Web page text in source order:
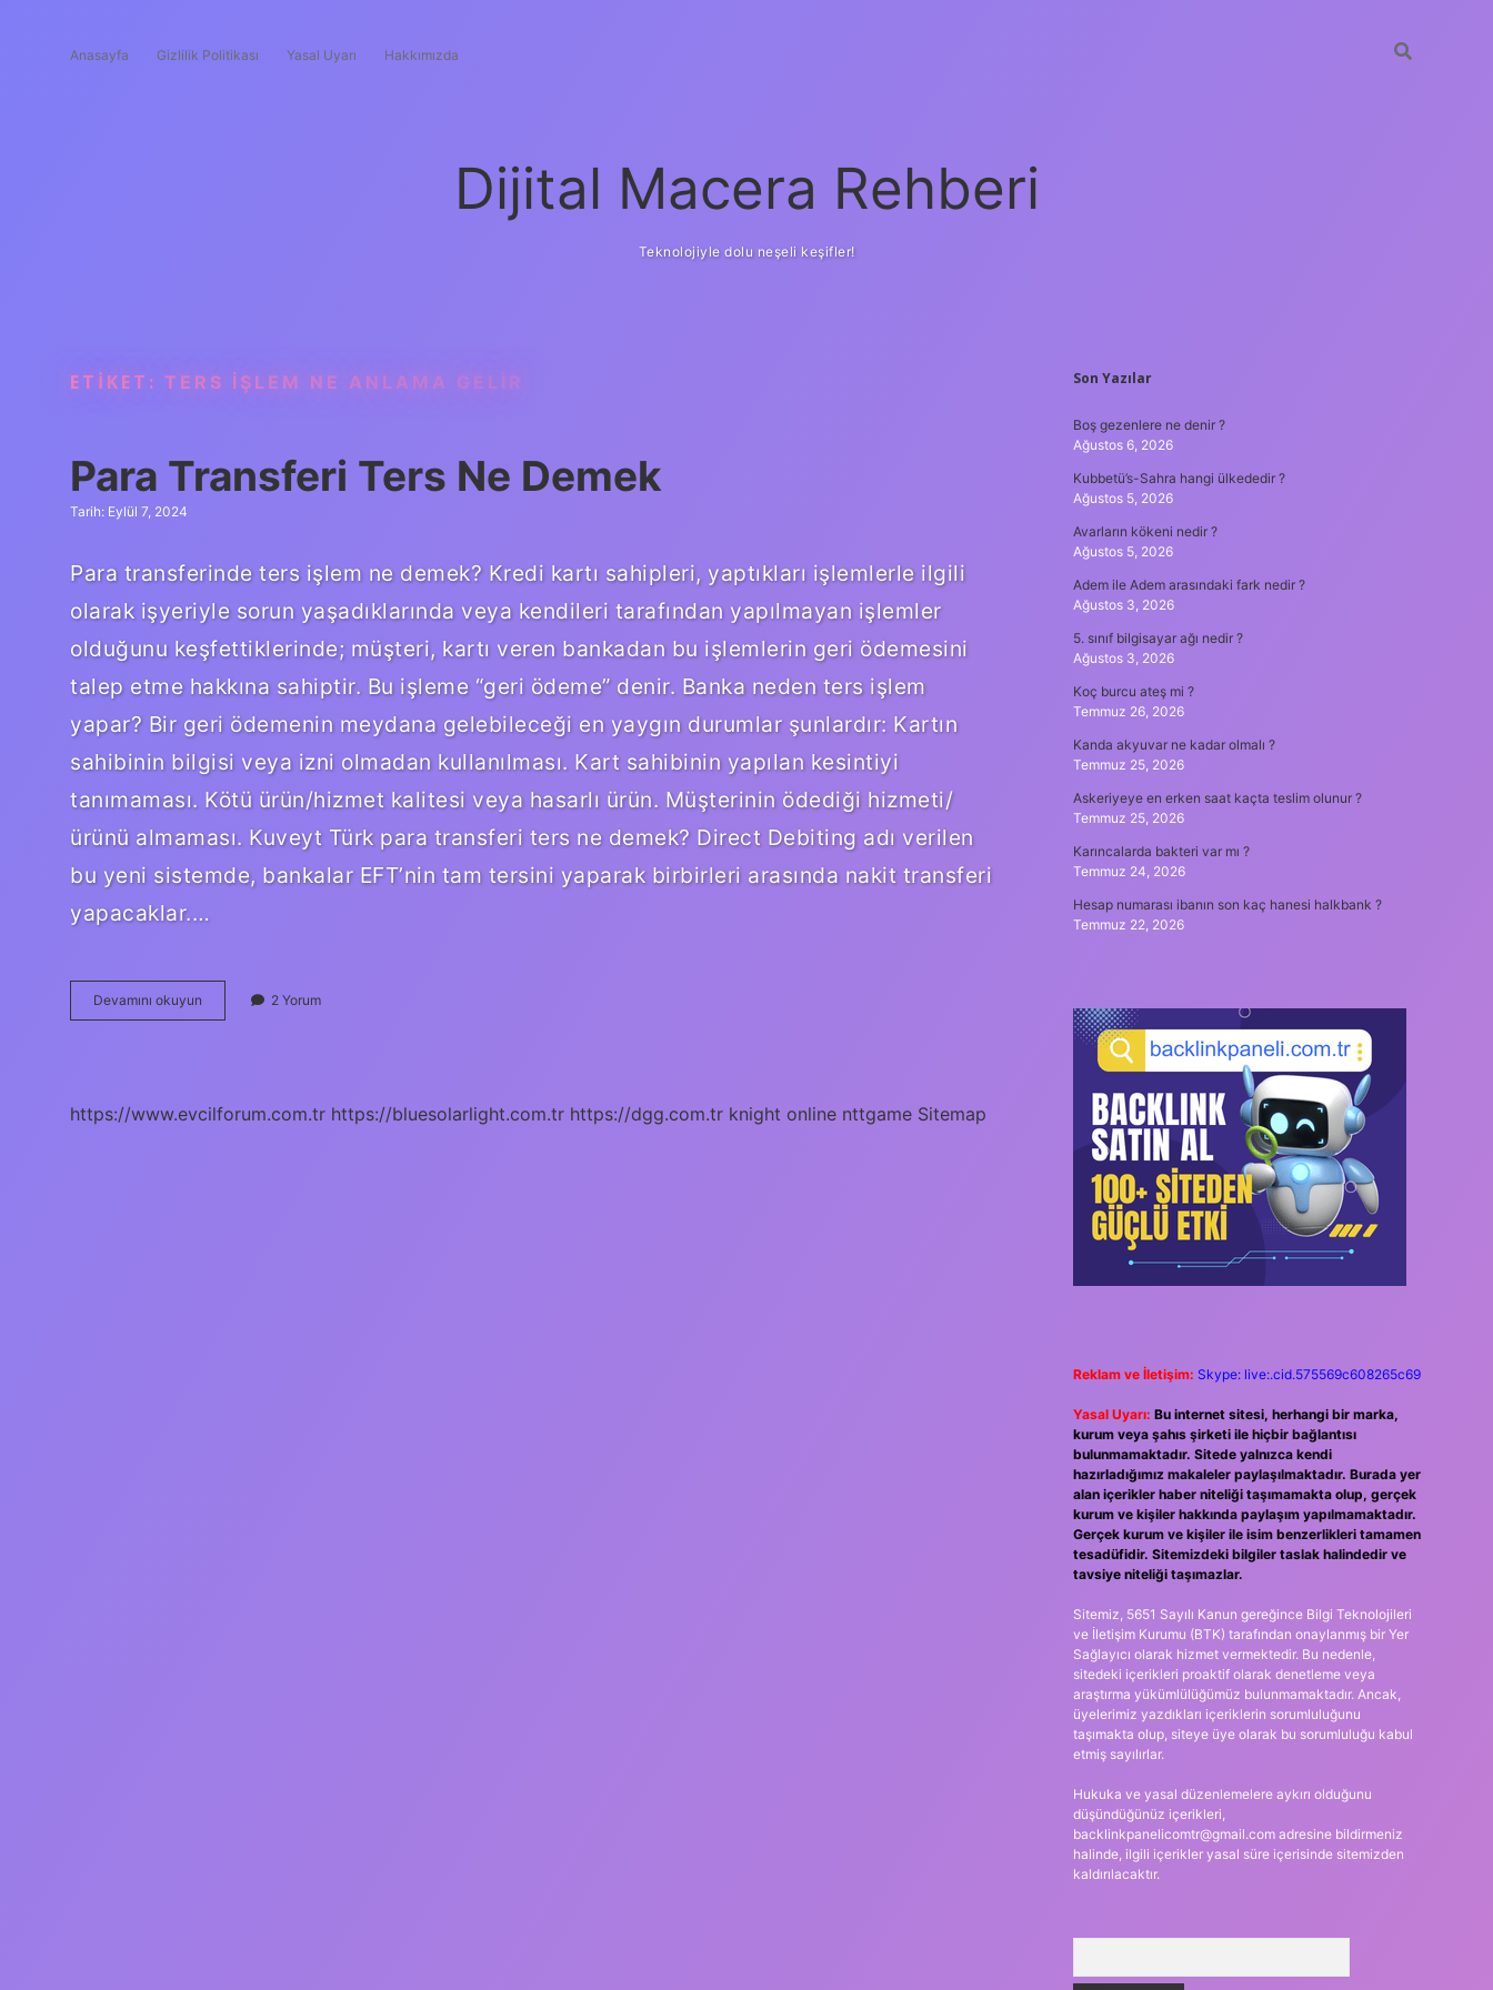
Anasayfa Gizlilik Politikası Yasal Uyarı Hakkımızda
Dijital Macera Rehberi
Teknolojiyle dolu neşeli keşifler!
ETIKET: TERS IŞLEM NE ANLAMA GELIR
Para Transferi Ters Ne Demek
Tarih: Eylül 7, 2024
Para transferinde ters işlem ne demek? Kredi kartı sahipleri, yaptıkları işlemlerle ilgili
olarak işyeriyle sorun yaşadıklarında veya kendileri tarafından yapılmayan işlemler
olduğunu keşfettiklerinde; müşteri, kartı veren bankadan bu işlemlerin geri ödemesini
talep etme hakkına sahiptir. Bu işleme “geri ödeme” denir. Banka neden ters işlem
yapar? Bir geri ödemenin meydana gelebileceği en yaygın durumlar şunlardır: Kartın
sahibinin bilgisi veya izni olmadan kullanılması. Kart sahibinin yapılan kesintiyi
tanımaması. Kötü ürün/hizmet kalitesi veya hasarlı ürün. Müşterinin ödediği hizmeti/
ürünü almaması. Kuveyt Türk para transferi ters ne demek? Direct Debiting adı verilen
bu yeni sistemde, bankalar EFT’nin tam tersini yaparak birbirleri arasında nakit transferi
yapacaklar.…
Devamını okuyun
Transferi
2 Yorum
https://www.evcilforum.com.tr https://bluesolarlight.com.tr https://dgg.com.tr knight online nttgame Sitemap
SIDEBAR
Son Yazılar
Boş gezenlere ne denir ?
Ağustos 6, 2026
Kubbetü’s-Sahra hangi ülkededir ?
Ağustos 5, 2026
Avarların kökeni nedir ?
Ağustos 5, 2026
Adem ile Adem arasındaki fark nedir ?
Ağustos 3, 2026
5. sınıf bilgisayar ağı nedir ?
Ağustos 3, 2026
Koç burcu ateş mi ?
Temmuz 26, 2026
Kanda akyuvar ne kadar olmalı ?
Temmuz 25, 2026
Askeriyeye en erken saat kaçta teslim olunur ?
Temmuz 25, 2026
Karıncalarda bakteri var mı ?
Temmuz 24, 2026
Hesap numarası ibanın son kaç hanesi halkbank ?
Temmuz 22, 2026
Reklam ve İletişim: Skype: live:.cid.575569c608265c69
Yasal Uyarı: Bu internet sitesi, herhangi bir marka,
kurum veya şahıs şirketi ile hiçbir bağlantısı
bulunmamaktadır. Sitede yalnızca kendi
hazırladığımız makaleler paylaşılmaktadır. Burada yer
alan içerikler haber niteliği taşımamakta olup, gerçek
kurum ve kişiler hakkında paylaşım yapılmamaktadır.
Gerçek kurum ve kişiler ile isim benzerlikleri tamamen
tesadüfidir. Sitemizdeki bilgiler taslak halindedir ve
tavsiye niteliği taşımazlar.
Sitemiz, 5651 Sayılı Kanun gereğince Bilgi Teknolojileri
ve İletişim Kurumu (BTK) tarafından onaylanmış bir Yer
Sağlayıcı olarak hizmet vermektedir. Bu nedenle,
sitedeki içerikleri proaktif olarak denetleme veya
araştırma yükümlülüğümüz bulunmamaktadır. Ancak,
üyelerimiz yazdıkları içeriklerin sorumluluğunu
taşımakta olup, siteye üye olarak bu sorumluluğu kabul
etmiş sayılırlar.
Hukuka ve yasal düzenlemelere aykırı olduğunu
düşündüğünüz içerikleri,
backlinkpanelicomtr@gmail.comadresine bildirmeniz
halinde, ilgili içerikler yasal süre içerisinde sitemizden
kaldırılacaktır.